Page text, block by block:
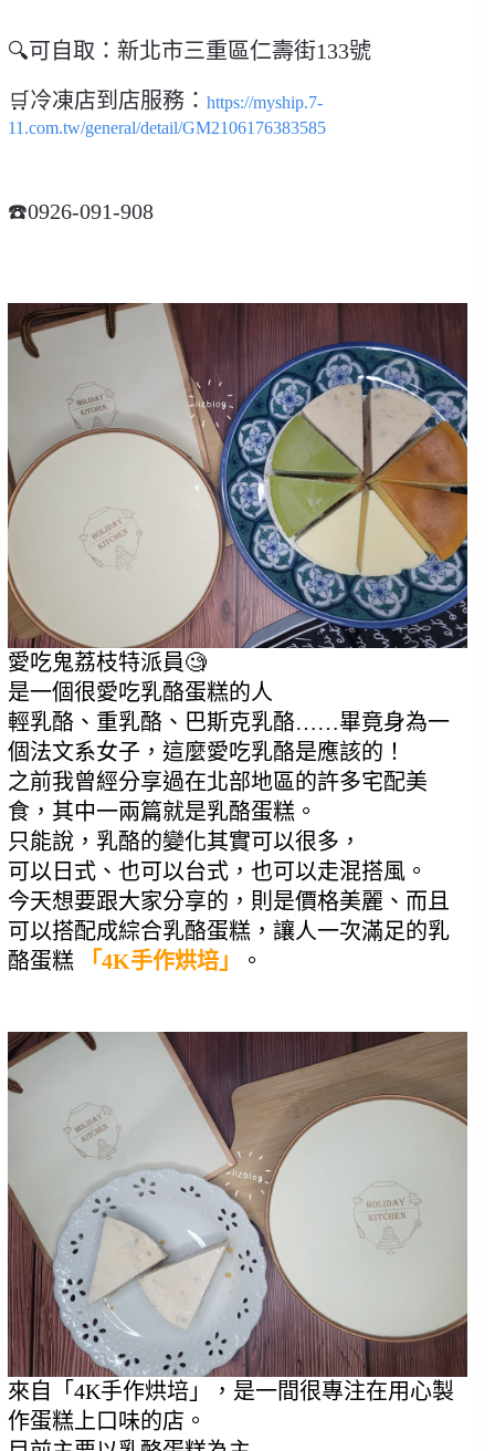
🔍可自取：新北市三重區仁壽街133號
🛒冷凍店到店服務： https://myship.7-
11.com.tw/general/detail/GM2106176383585
☎️0926-091-908
愛吃鬼荔枝特派員🧐
是一個很愛吃乳酪蛋糕的人
輕乳酪、重乳酪、巴斯克乳酪……畢竟身為一
個法文系女子，這麼愛吃乳酪是應該的！
之前我曾經分享過在北部地區的許多宅配美
食，其中一兩篇就是乳酪蛋糕。
只能說，乳酪的變化其實可以很多，
可以日式、也可以台式，也可以走混搭風。
今天想要跟大家分享的，則是價格美麗、而且
可以搭配成綜合乳酪蛋糕，讓人一次滿足的乳
酪蛋糕
「4K手作烘培」 。
來自「4K手作烘培」，是一間很專注在用心製
作蛋糕上口味的店。